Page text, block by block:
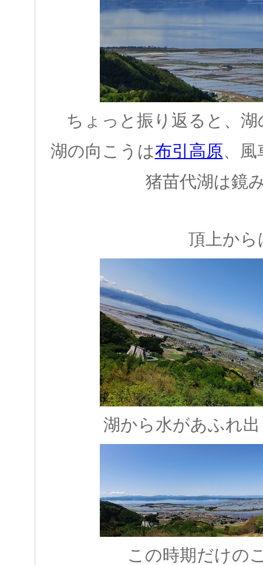
ちょっと振り返ると、
湖の向こうは布引高原、
猪苗代湖は鏡
頂上から
湖から水があふれ
この時期だけの